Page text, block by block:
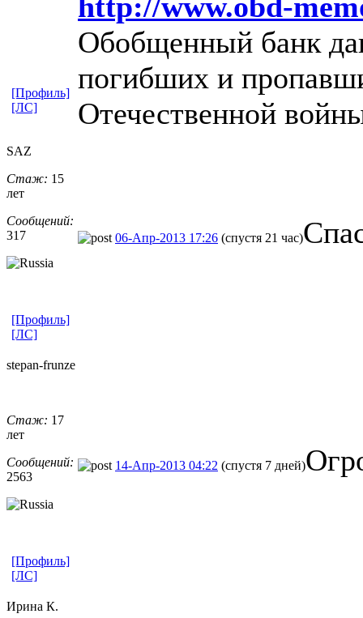
Обобщенный банк
погибших и
Отечественной
[Профиль]
[ЛС]
SAZ
Стаж: 15
лет
Сообщений:
317
06-Апр-2013 17:26 (спустя 21 час)
[Профиль]
[ЛС]
stepan-frunz​e
Стаж: 17
лет
Сообщений:
2563
14-Апр-2013 04:22 (спустя 7 дней)
[Профиль]
[ЛС]
Ирина К.